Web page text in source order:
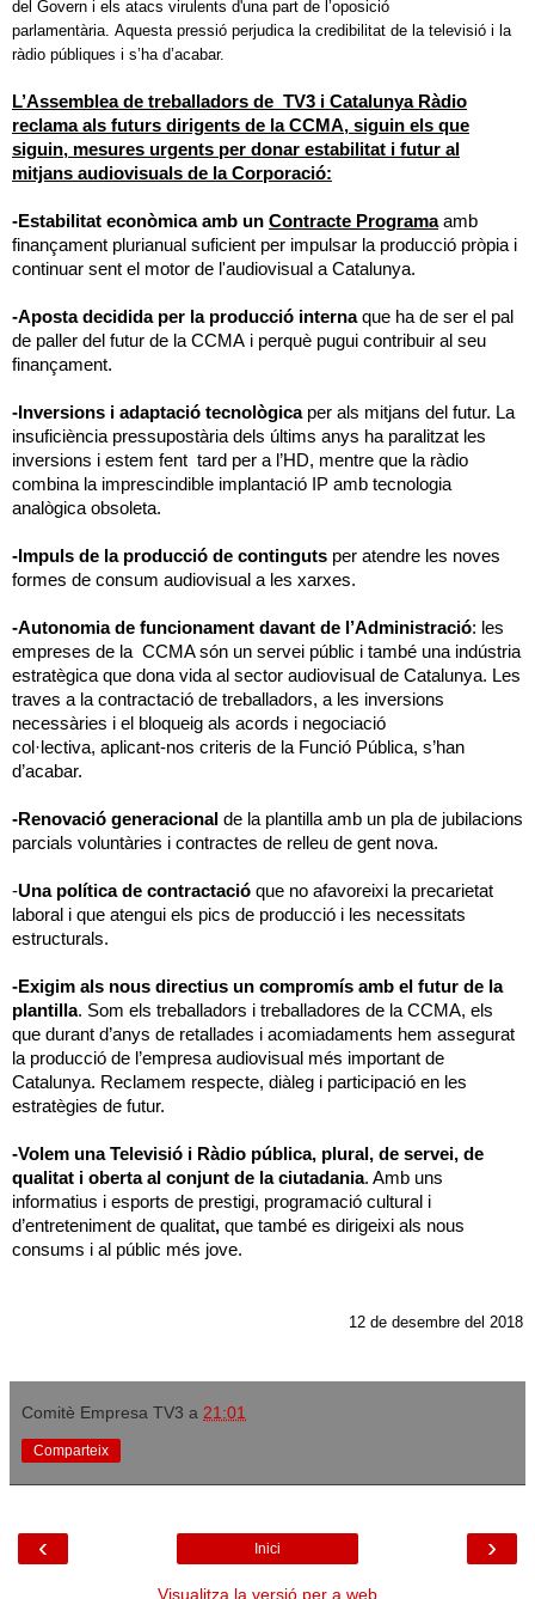
del Govern i els atacs virulents d'una part de l’oposició
parlamentària. Aquesta pressió perjudica la credibilitat de la televisió i la
ràdio públiques i s’ha d’acabar.
L’Assemblea de treballadors de TV3 i Catalunya Ràdio
reclama als futurs dirigents de la CCMA, siguin els que
siguin, mesures urgents per donar estabilitat i futur al
mitjans audiovisuals de la Corporació:
-Estabilitat econòmica amb un Contracte Programaamb
finançament plurianual suficient per impulsar la producció pròpia i
continuar sent el motor de l'audiovisual a Catalunya.
-Aposta decidida per la producció internaque ha de ser el pal
de paller del futur de la CCMA i perquè pugui contribuir al seu
finançament.
-Inversions i adaptació tecnològicaper als mitjans del futur. La
insuficiència pressupostària dels últims anys ha paralitzat les
inversions i estem fent tard per a l’HD, mentre que la ràdio
combina la imprescindible implantació IP amb tecnologia
analògica obsoleta.
-Impuls de la producció de continguts per atendre les noves
formes de consum audiovisual a les xarxes.
-Autonomia de funcionament davant de l’Administració: les
empreses de la CCMA són un servei públic i també una indústria
estratègica que dona vida al sector audiovisual de Catalunya. Les
traves a la contractació de treballadors, a les inversions
necessàries i el bloqueig als acords i negociació
col·lectiva, aplicant-nos criteris de la Funció Pública, s’han
d’acabar.
-Renovació generacional de la plantilla amb un pla de jubilacions
parcials voluntàries i contractes de relleu de gent nova.
-Una política de contractació que no afavoreixi la precarietat
laboral i que atengui els pics de producció i les necessitats
estructurals.
-Exigim als nous directius un compromís amb el futur de la
plantilla. Som els treballadors i treballadores de la CCMA, els
que durant d’anys de retallades i acomiadaments hem assegurat
la producció de l’empresa audiovisual més important de
Catalunya. Reclamem respecte, diàleg i participació en les
estratègies de futur.
-Volem una Televisió i Ràdio pública, plural, de servei, de
qualitat i oberta al conjunt de la ciutadania. Amb uns
informatius i esports de prestigi, programació cultural i
d’entreteniment de qualitat, que també es dirigeixi als nous
consums i al públic més jove.
12 de desembre del 2018
Comitè Empresa TV3 a 21:01
Comparteix
‹ ›
Inici
Visualitza la versió per a web